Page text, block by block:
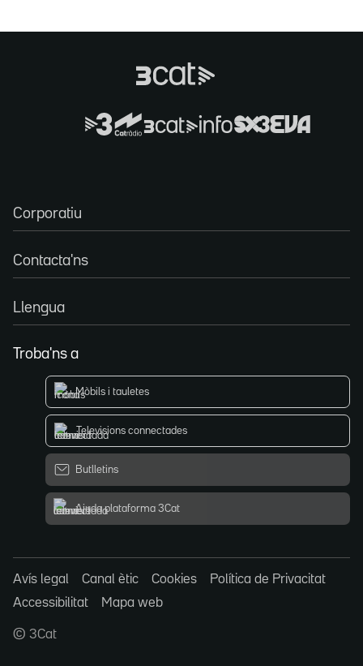
Corporatiu
Contacta'ns
Llengua
Troba'ns a
Mòbils i tauletes
Televisions connectades
Butlletins
Ajuda plataforma 3Cat
Avís legal Canal ètic Cookies
Política de Privacitat
Accessibilitat
Mapa web
© 3Cat